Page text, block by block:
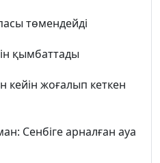
төмендейді
қымбаттады
кейін жоғалып кеткен
Сенбіге арналған ауа